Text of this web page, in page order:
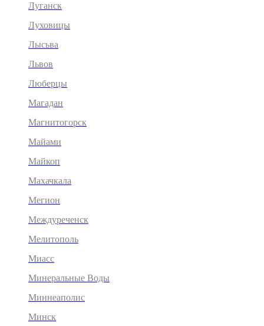
Луганск
Луховицы
Лысьва
Львов
Люберцы
Магадан
Магнитогорск
Майами
Майкоп
Махачкала
Мегион
Междуреченск
Мелитополь
Миасс
Минеральные Воды
Миннеаполис
Минск